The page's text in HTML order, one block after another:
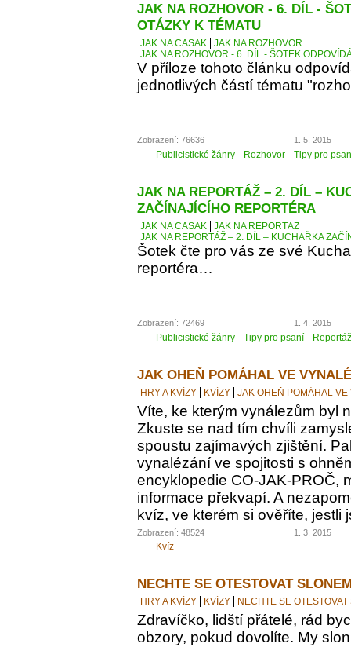
JAK NA ROZHOVOR - 6. DÍL -
OTÁZKY K TÉMATU
JAK NA ČASÁK
JAK NA ROZHOVOR
JAK NA ROZHOVOR - 6. DÍL - ŠOTEK
V příloze tohoto článku
jednotlivých částí tématu
Zobrazení: 76636 1. 5. 2015
Publicistické žánry Rozhovor Tipy pro
JAK NA REPORTÁŽ – 2. DÍL –
ZAČÍNAJÍCÍHO REPORTÉRA
JAK NA ČASÁK
JAK NA REPORTÁŽ
JAK NA REPORTÁŽ – 2. DÍL – KUCHAŘKA
Šotek čte pro vás ze své
reportéra…
Zobrazení: 72469 1. 4. 2015
Publicistické žánry Tipy pro psaní Reportáž
JAK OHEŇ POMÁHAL VE
HRY A KVÍZY KVÍZY JAK OHEŇ POMÁHAL VE
Víte, ke kterým vynálezům byl
Zkuste se nad tím chvíli
spoustu zajímavých zjištění.
vynalézání ve spojitosti s
encyklopedie CO-JAK-PROČ,
informace překvapí. A
kvíz, ve kterém si ověříte, jestli
Zobrazení: 48524 1. 3. 2015
Kvíz
NECHTE SE OTESTOVAT
HRY A KVÍZY KVÍZY NECHTE SE
Zdravíčko, lidští přátelé, rád
obzory, pokud dovolíte. My